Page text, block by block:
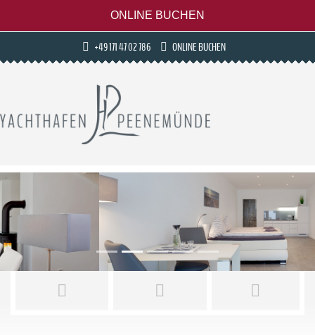
ONLINE BUCHEN
+49 171 47 02 786 ONLINE BUCHEN